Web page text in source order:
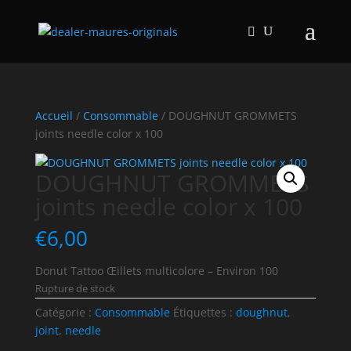
Accueil / Consommable/ DOUGHNUT GROMMETS
joints needle color x 100
DOUGHNUT GROMMETS
€6,00
Donut Tattoo Œillets multicolore – Environ 100
Rupture de stock
Catégorie : Consommable Étiquettes : doughnut,
joint, needle